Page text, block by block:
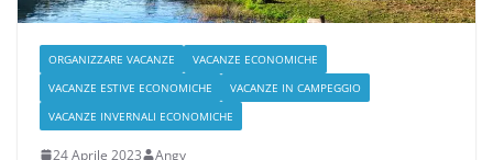
ORGANIZZARE VACANZE
VACANZE ECONOMICHE
VACANZE ESTIVE ECONOMICHE
VACANZE IN CAMPEGGIO
VACANZE INVERNALI ECONOMICHE
24 Aprile 2023 Angy